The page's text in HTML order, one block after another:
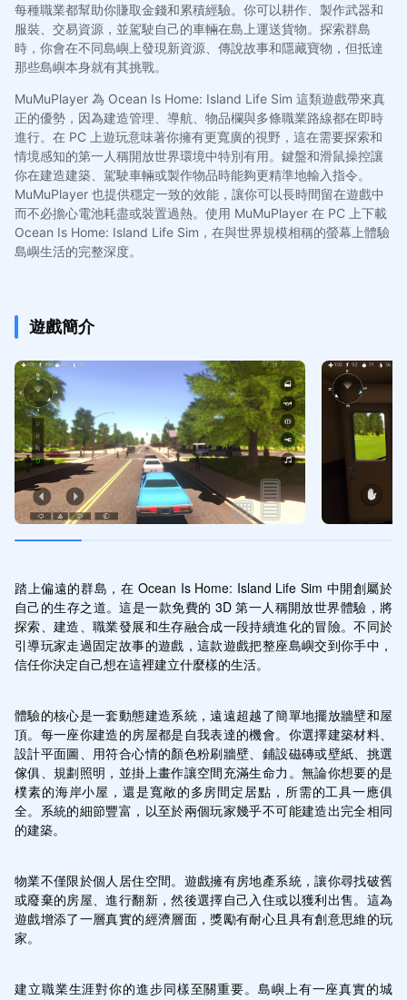
每種職業都幫助你賺取金錢和累積經驗。你可以耕作、製作武器和
服裝、交易資源，並駕駛自己的車輛在島上運送貨物。探索群島
時，你會在不同島嶼上發現新資源、傳說故事和隱藏寶物，但抵達
那些島嶼本身就有其挑戰。
MuMuPlayer 為 Ocean Is Home: Island Life Sim 這類遊戲帶來真
正的優勢，因為建造管理、導航、物品欄與多條職業路線都在即時
進行。在 PC 上遊玩意味著你擁有更寬廣的視野，這在需要探索和
情境感知的第一人稱開放世界環境中特別有用。鍵盤和滑鼠操控讓
你在建造建築、駕駛車輛或製作物品時能夠更精準地輸入指令。
MuMuPlayer 也提供穩定一致的效能，讓你可以長時間留在遊戲中
而不必擔心電池耗盡或裝置過熱。使用 MuMuPlayer 在 PC 上下載
Ocean Is Home: Island Life Sim，在與世界規模相稱的螢幕上體驗
島嶼生活的完整深度。
遊戲簡介
踏上偏遠的群島，在 Ocean Is Home: Island Life Sim 中開創屬於
自己的生存之道。這是一款免費的 3D 第一人稱開放世界體驗，將
探索、建造、職業發展和生存融合成一段持續進化的冒險。不同於
引導玩家走過固定故事的遊戲，這款遊戲把整座島嶼交到你手中，
信任你決定自己想在這裡建立什麼樣的生活。
體驗的核心是一套動態建造系統，遠遠超越了簡單地擺放牆壁和屋
頂。每一座你建造的房屋都是自我表達的機會。你選擇建築材料、
設計平面圖、用符合心情的顏色粉刷牆壁、鋪設磁磚或壁紙、挑選
傢俱、規劃照明，並掛上畫作讓空間充滿生命力。無論你想要的是
樸素的海岸小屋，還是寬敞的多房間定居點，所需的工具一應俱
全。系統的細節豐富，以至於兩個玩家幾乎不可能建造出完全相同
的建築。
物業不僅限於個人居住空間。遊戲擁有房地產系統，讓你尋找破舊
或廢棄的房屋、進行翻新，然後選擇自己入住或以獲利出售。這為
遊戲增添了一層真實的經濟層面，獎勵有耐心且具有創意思維的玩
家。
建立職業生涯對你的進步同樣至關重要。島嶼上有一座真實的城